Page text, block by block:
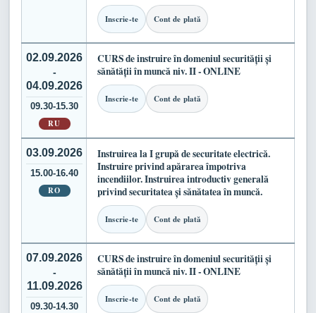
Inscrie-te Cont de plată
02.09.2026
-
04.09.2026
09.30-15.30
RU
CURS de instruire în domeniul securității și
sănătății în muncă niv. II - ONLINE
Inscrie-te Cont de plată
03.09.2026
15.00-16.40
RO
Instruirea la I grupă de securitate electrică.
Instruire privind apărarea împotriva
incendiilor. Instruirea introductiv generală
privind securitatea și sănătatea în muncă.
Inscrie-te Cont de plată
07.09.2026
-
11.09.2026
09.30-14.30
CURS de instruire în domeniul securității și
sănătății în muncă niv. II - ONLINE
Inscrie-te Cont de plată